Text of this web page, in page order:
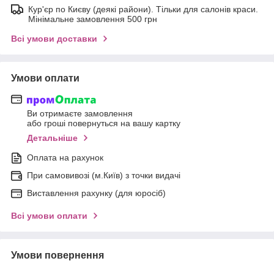
Кур'єр по Києву (деякі райони). Тільки для салонів краси.
Мінімальне замовлення 500 грн
Всі умови доставки
Умови оплати
Ви отримаєте замовлення
або гроші повернуться на вашу картку
Детальніше
Оплата на рахунок
При самовивозі (м.Київ) з точки видачі
Виставлення рахунку (для юросіб)
Всі умови оплати
Умови повернення